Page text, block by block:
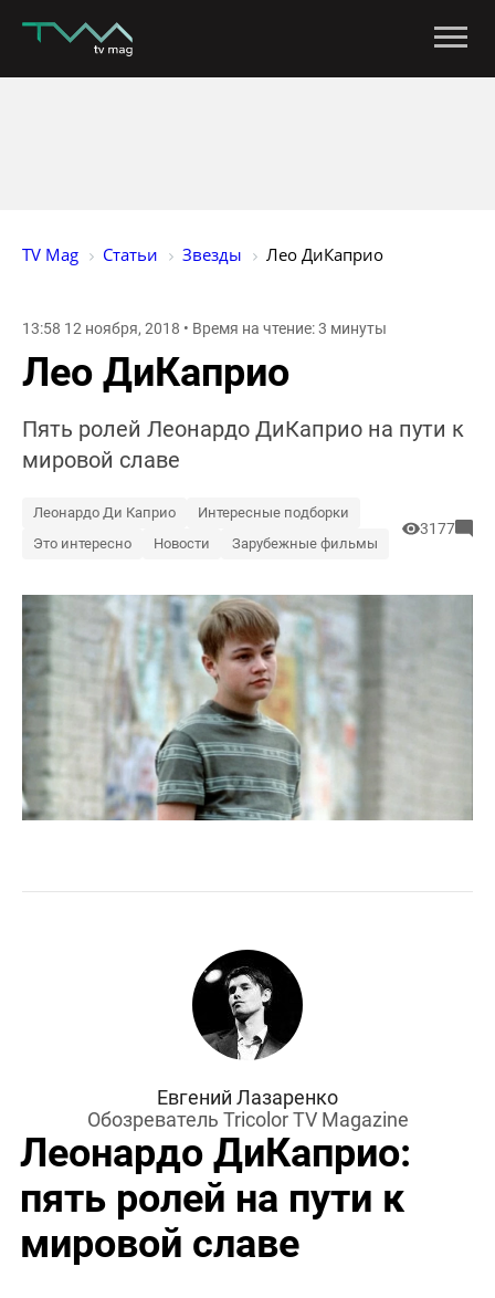
TV Mag Статьи Звезды Лео ДиКаприо
13:58 12 ноября, 2018 • Время на чтение: 3 минуты
Лео ДиКаприо
Пять ролей Леонардо ДиКаприо на пути к
мировой славе
Леонардо Ди Каприо
Интересные подборки
Это интересно
Новости Зарубежные фильмы
3177
Евгений Лазаренко
Обозреватель Tricolor TV Magazine
Леонардо ДиКаприо:
пять ролей на пути к
мировой славе